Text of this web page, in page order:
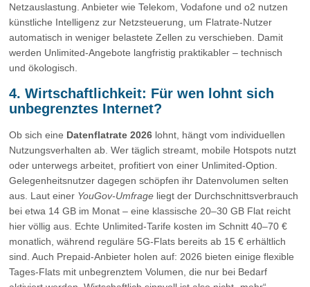
Netzauslastung. Anbieter wie Telekom, Vodafone und o2 nutzen
künstliche Intelligenz zur Netzsteuerung, um Flatrate-Nutzer
automatisch in weniger belastete Zellen zu verschieben. Damit
werden Unlimited-Angebote langfristig praktikabler – technisch
und ökologisch.
4. Wirtschaftlichkeit: Für wen lohnt sich
unbegrenztes Internet?
Ob sich eine Datenflatrate 2026 lohnt, hängt vom individuellen
Nutzungsverhalten ab. Wer täglich streamt, mobile Hotspots nutzt
oder unterwegs arbeitet, profitiert von einer Unlimited-Option.
Gelegenheitsnutzer dagegen schöpfen ihr Datenvolumen selten
aus. Laut einer YouGov-Umfrage liegt der Durchschnittsverbrauch
bei etwa 14 GB im Monat – eine klassische 20–30 GB Flat reicht
hier völlig aus. Echte Unlimited-Tarife kosten im Schnitt 40–70 €
monatlich, während reguläre 5G-Flats bereits ab 15 € erhältlich
sind. Auch Prepaid-Anbieter holen auf: 2026 bieten einige flexible
Tages-Flats mit unbegrenztem Volumen, die nur bei Bedarf